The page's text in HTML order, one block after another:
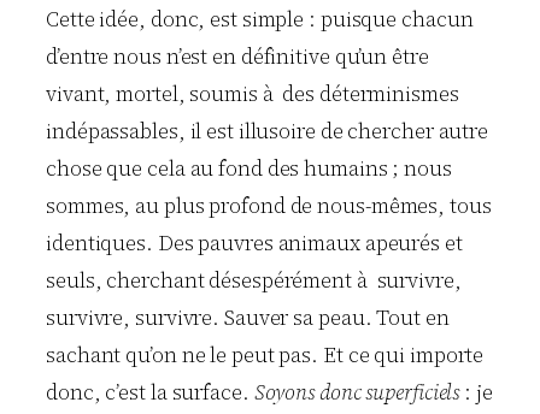
Cette idée, donc, est simple : puisque chacun
d’entre nous n’est en définitive qu’un être
vivant, mortel, soumis à des déterminismes
indépassables, il est illusoire de chercher autre
chose que cela au fond des humains ; nous
sommes, au plus profond de nous-mêmes, tous
identiques. Des pauvres animaux apeurés et
seuls, cherchant désespérément à survivre,
survivre, survivre. Sauver sa peau. Tout en
sachant qu’on ne le peut pas. Et ce qui importe
donc, c’est la surface. Soyons donc superficiels: je